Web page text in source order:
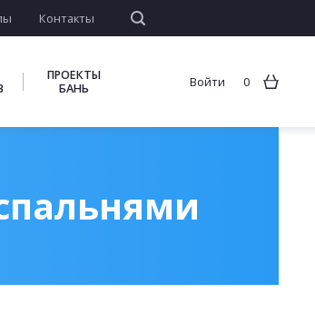
Контакты
ПРОЕКТЫ
БАНЬ
Войти 0